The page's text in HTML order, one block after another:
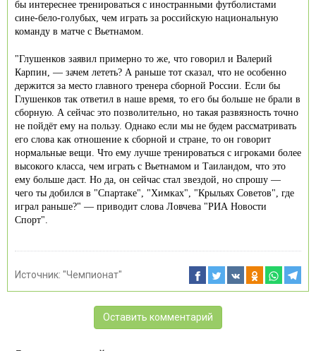
бы интереснее тренироваться с иностранными футболистами
сине-бело-голубых, чем играть за российскую национальную
команду в матче с Вьетнамом.
"Глушенков заявил примерно то же, что говорил и Валерий
Карпин, — зачем лететь? А раньше тот сказал, что не особенно
держится за место главного тренера сборной России. Если бы
Глушенков так ответил в наше время, то его бы больше не брали в
сборную. А сейчас это позволительно, но такая развязность точно
не пойдёт ему на пользу. Однако если мы не будем рассматривать
его слова как отношение к сборной и стране, то он говорит
нормальные вещи. Что ему лучше тренироваться с игроками более
высокого класса, чем играть с Вьетнамом и Таиландом, что это
ему больше даст. Но да, он сейчас стал звездой, но спрошу —
чего ты добился в "Спартаке", "Химках", "Крыльях Советов", где
играл раньше?" — приводит слова Ловчева "РИА Новости
Спорт".
Источник: "Чемпионат"
Оставить комментарий